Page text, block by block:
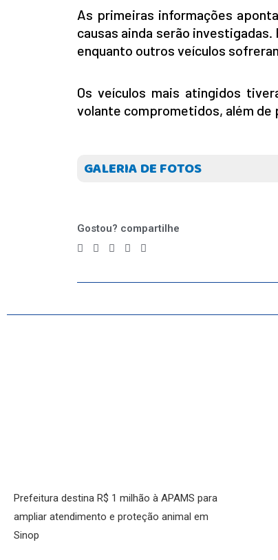
As primeiras informações
causas ainda serão
enquanto outros veículos
Os veículos mais atingidos
volante comprometidos, além
GALERIA DE FOTOS
Gostou? compartilhe
Prefeitura destina R$ 1 milhão à APAMS para
ampliar atendimento e proteção animal em
Sinop